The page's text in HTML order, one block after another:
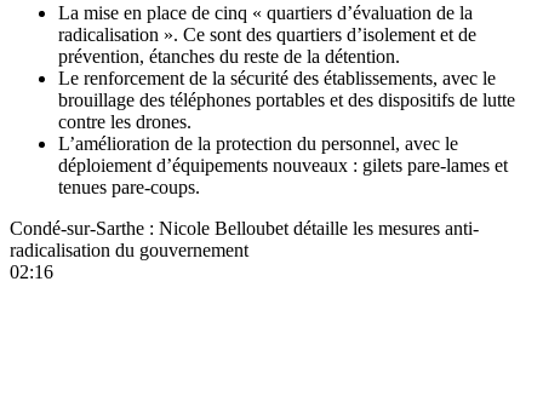
La mise en place de cinq « quartiers d’évaluation de la
radicalisation ». Ce sont des quartiers d’isolement et de
prévention, étanches du reste de la détention.
Le renforcement de la sécurité des établissements, avec le
brouillage des téléphones portables et des dispositifs de lutte
contre les drones.
L’amélioration de la protection du personnel, avec le
déploiement d’équipements nouveaux : gilets pare-lames et
tenues pare-coups.
Condé-sur-Sarthe : Nicole Belloubet détaille les mesures anti-
radicalisation du gouvernement
02:16